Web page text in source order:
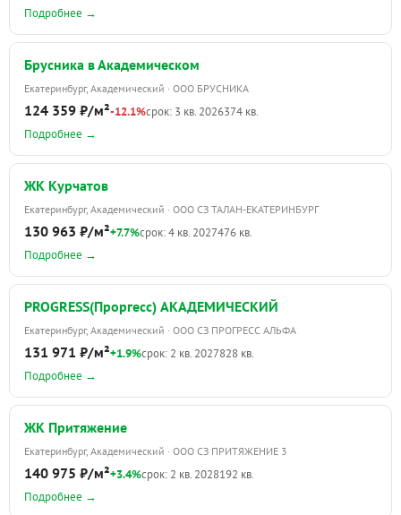
Подробнее →
Брусника в Академическом
Екатеринбург, Академический · ООО БРУСНИКА
124 359 ₽/м²-12.1%срок: 3 кв. 2026374 кв.
Подробнее →
ЖК Курчатов
Екатеринбург, Академический · ООО СЗ ТАЛАН-ЕКАТЕРИНБУРГ
130 963 ₽/м²+7.7%срок: 4 кв. 2027476 кв.
Подробнее →
PROGRESS(Проргесс) АКАДЕМИЧЕСКИЙ
Екатеринбург, Академический · ООО СЗ ПРОГРЕСС АЛЬФА
131 971 ₽/м²+1.9%срок: 2 кв. 2027828 кв.
Подробнее →
ЖК Притяжение
Екатеринбург, Академический · ООО СЗ ПРИТЯЖЕНИЕ 3
140 975 ₽/м²+3.4%срок: 2 кв. 2028192 кв.
Подробнее →